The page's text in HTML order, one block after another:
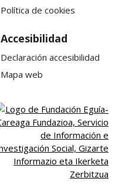
Política de cookies
Accesibilidad
Declaración accesibilidad
Mapa web